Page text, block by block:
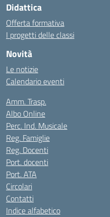
Didattica
Offerta formativa
I progetti delle classi
Novità
Le notizie
Calendario eventi
Amm. Trasp.
Albo Online
Perc. Ind. Musicale
Reg. Famiglie
Reg. Docenti
Port. docenti
Port. ATA
Circolari
Contatti
Indice alfabetico